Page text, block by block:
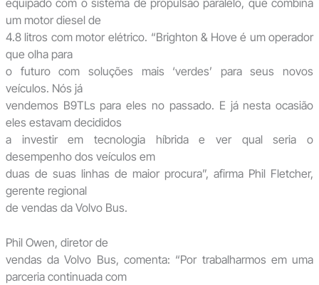
um motor diesel de
4.8 litros com motor elétrico. “Brighton & Hove é um operador
que olha para
o futuro com soluções mais ‘verdes’
para seus novos
veículos. Nós já
vendemos B9TLs para eles no passado. E já nesta ocasião
eles estavam decididos
a investir em tecnologia híbrida e ver qual seria o
desempenho dos veículos em
duas de suas linhas de maior procura”, afirma Phil Fletcher,
gerente regional
de vendas da Volvo Bus.
Phil Owen, diretor de
vendas da Volvo Bus, comenta: “Por trabalharmos em uma
parceria continuada com